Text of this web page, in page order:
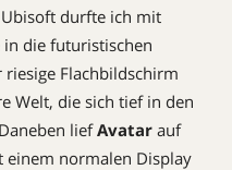
durfte ich mit
die futuristischen
Flachbildschirm
Welt, die sich tief in den
liefAvatar auf
einem normalen Display